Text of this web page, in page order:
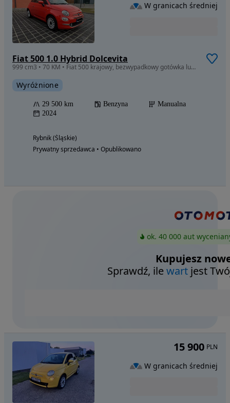
Fiat 500 1.0 Hybrid Dolcevita
999 cm3 • 70 KM • Fiat 500 krajowy, bezwypadkowy gotówka lub cesja, gwarancja do 2028!
Wyróżnione
29 500 km Benzyna
Manualna
2024
Rybnik (Śląskie)
Prywatny sprzedawca • Opublikowano
W granicach średniej
ok. 40 000 aut
Kupujesz
Sprawdź, ilewart jest
15 900 PLN
W granicach średniej